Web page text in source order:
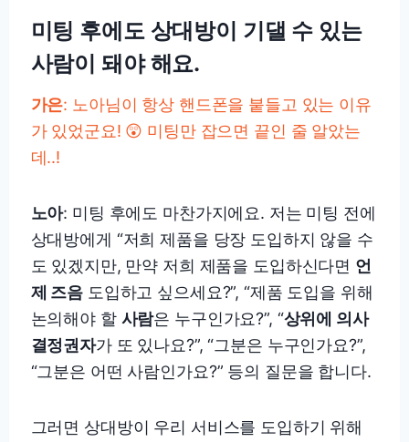
미팅 후에도 상대방이 기댈 수 있는
사람이 돼야 해요.
가은: 노아님이 항상 핸드폰을 붙들고 있는 이유
가 있었군요! 😲 미팅만 잡으면 끝인 줄 알았는
데..!
노아: 미팅 후에도 마찬가지에요. 저는 미팅 전에
상대방에게 “저희 제품을 당장 도입하지 않을 수
도 있겠지만, 만약 저희 제품을 도입하신다면 언
제 즈음 도입하고 싶으세요?”, “제품 도입을 위해
논의해야 할 사람은 누구인가요?”, “상위에 의사
결정권자가 또 있나요?”, “그분은 누구인가요?”,
“그분은 어떤 사람인가요?” 등의 질문을 합니다.
그러면 상대방이 우리 서비스를 도입하기 위해